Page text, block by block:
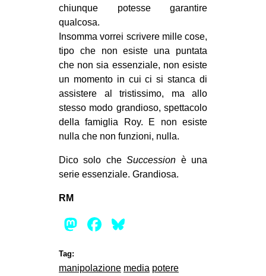
chiunque potesse garantire
qualcosa.
Insomma vorrei scrivere mille cose,
tipo che non esiste una puntata
che non sia essenziale, non esiste
un momento in cui ci si stanca di
assistere al tristissimo, ma allo
stesso modo grandioso, spettacolo
della famiglia Roy. E non esiste
nulla che non funzioni, nulla.
Dico solo cheSuccession è una
serie essenziale. Grandiosa.
RM
Mastodon
Facebook
Tag:
manipolazione media potere